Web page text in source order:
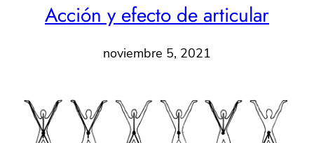
Acción y efecto de articular
noviembre 5, 2021